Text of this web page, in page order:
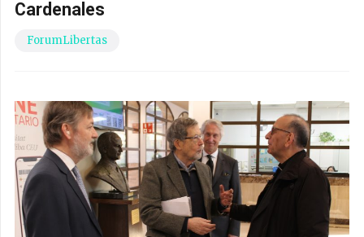
Cardenales
ForumLibertas